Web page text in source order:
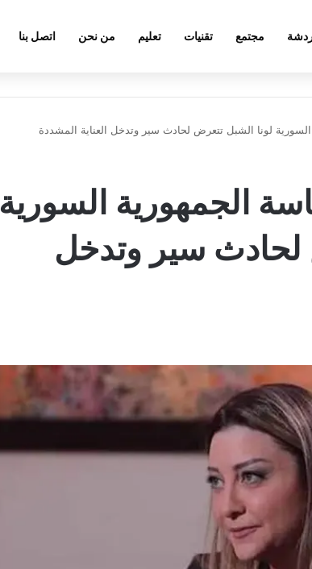
مجتمع تقنيات تعليم من نحن اتصل بنا
لونا الشبل تتعرض لحادث سير وتدخل العناية المشددة
الجمهورية السورية
لحادث سير وتدخل